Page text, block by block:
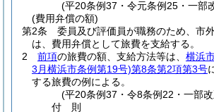
(平20条例37・令元条例25・一部
(費用弁償の額)
第2条
委員及び評価員が職務のため、市
は、費用弁償として旅費を支給する。
2
前項の旅費の額、支給方法等は、 横浜
3月横浜市条例第19号)第8条第2項第3号
する旅費の例による。
(平20条例37・令8条例22・一部
付 則